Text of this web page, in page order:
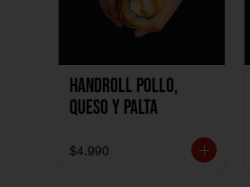
Handroll Pollo,
Queso y Palta
$4.990